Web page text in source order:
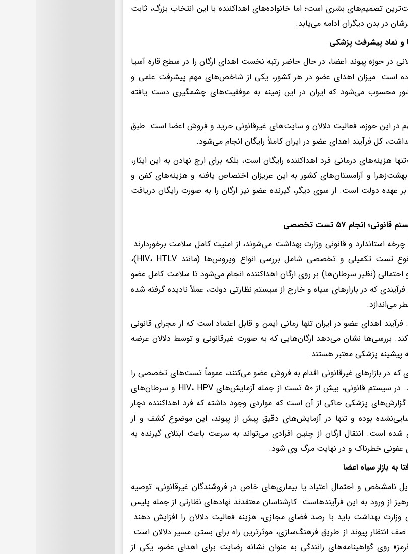
تصمیم‌های بشری است؛ اما خانواده‌های اهداکننده با این انتخاب بزرگ، ثابت
در بدن دیگران ادامه می‌یابد.
و نماد پیشرفت پزشکی
در حوزه پیوند اعضا، در حال حاضر رتبه نخست اهدای ارگان را در سطح قاره آسیا
است. میزان اهدای عضو در هر کشور، یکی از شاخص‌های مهم پیشرفت علمی و
محسوب می‌شود که ایران در این زمینه به موفقیت‌های چشمگیری دست یافته
در این حوزه، فعالیت دلالان و سایت‌های غیرقانونی خرید و فروش اعضا است. طبق
کل فرآیند اهدای عضو در ایران کاملاً رایگان انجام می‌شود.
هزینه‌های درمانی فرد اهداکننده رایگان است، بلکه برای ارج نهادن به این ایثار،
بهشت‌زهرا و آرامستان‌های کشور به این عزیزان اختصاص یافته و هزینه‌های کفن و
عهده دولت است. از سوی دیگر، گیرنده عضو نیز ارگان را به صورت رایگان دریافت
انجام ۵۷ تست تخصصی
چرخه استاندارد و قانونی وزارت بهداشت می‌شوند، از امنیت کامل سلامت برخوردارند.
در این فرآیند، ۵۷ نوع تست تکمیلی و تخصصی شامل بررسی انواع ویروس‌ها (مانند HIV، HTLV)،
احتمالی (نظیر سرطان‌ها) بر روی ارگان اهداکننده انجام می‌شود تا سلامت کامل عضو
که در بازارهای سیاه و خارج از سیستم نظارتی دولت، عملاً نادیده گرفته شده
می‌اندازد.
اهدای عضو در ایران تنها زمانی ایمن و قابل اعتماد است که از مجرای قانونی
بررسی‌ها نشان می‌دهد ارگان‌هایی که به صورت غیرقانونی و توسط دلالان عرضه
پیشینه پزشکی معتبر هستند.
که در بازارهای غیرقانونی اقدام به فروش عضو می‌کنند، عموماً تست‌های تخصصی را
پشت سر نگذاشته‌اند. در سیستم قانونی، بیش از ۵۰ تست از جمله آزمایش‌های HIV، HPV و سرطان‌های
پزشکی حاکی از آن است که مواردی وجود داشته که فرد اهداکننده دچار
بوده و تنها در آزمایش‌های دقیق پیش از پیوند، این موضوع کشف و از
شده است. انتقال ارگان از چنین افرادی می‌تواند به سرعت باعث ابتلای گیرنده به
عفونی خطرناک و در نهایت مرگ وی شود.
بازار سیاه اعضا
نامشخص و احتمال اعتیاد یا بیماری‌های خاص در فروشندگان غیرقانونی، توصیه
از ورود به این فرآیندهاست. کارشناسان معتقدند نهادهای نظارتی از جمله پلیس
وزارت بهداشت باید با رصد فضای مجازی، هزینه فعالیت دلالان را افزایش دهند.
انتظار پیوند از طریق فرهنگ‌سازی، موثرترین راه برای بستن مسیر دلالان است.
روی گواهینامه‌های رانندگی به عنوان نشانه رضایت برای اهدای عضو، یکی از